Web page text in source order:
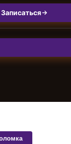
Записаться